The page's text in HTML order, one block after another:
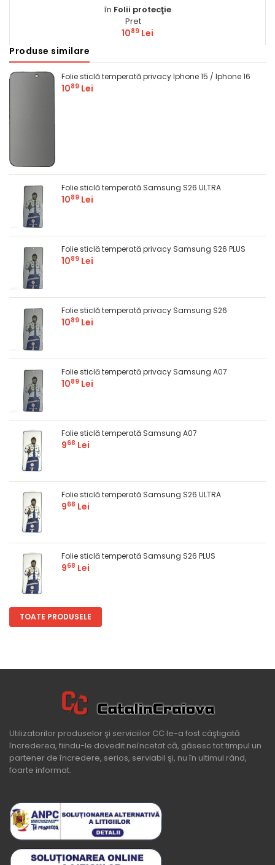
Comandă
Produse similare
Folie sticlă temperată privacy Iphone 15 / Iphone 16
1089 Lei
Folie sticlă temperată Samsung S26 ULTRA
1089 Lei
Folie sticlă temperată privacy Samsung S26 PLUS
1089 Lei
Folie sticlă temperată privacy Samsung S26
1089 Lei
Folie sticlă temperată privacy Samsung A07
1089 Lei
Folie sticlă temperată Samsung A07
968 Lei
Folie sticlă temperată Samsung S26 ULTRA
968 Lei
Folie sticlă temperată Samsung S26 PLUS
968 Lei
TOATE PRODUSELE
Utilizatorilor produselor şi serviciilor CC le-a fost câştigată
încrederea, fiindu-le dovedit neîncetat că, găsesc tot timpul un
partener de încredere, serios, serviabil şi, nu în ultimul rând,
foarte informat.